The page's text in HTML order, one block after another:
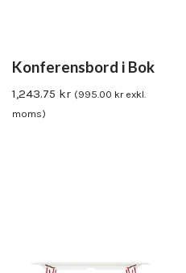
Konferensbord i Bok
1,243.75 kr (995.00 krexkl.
moms)